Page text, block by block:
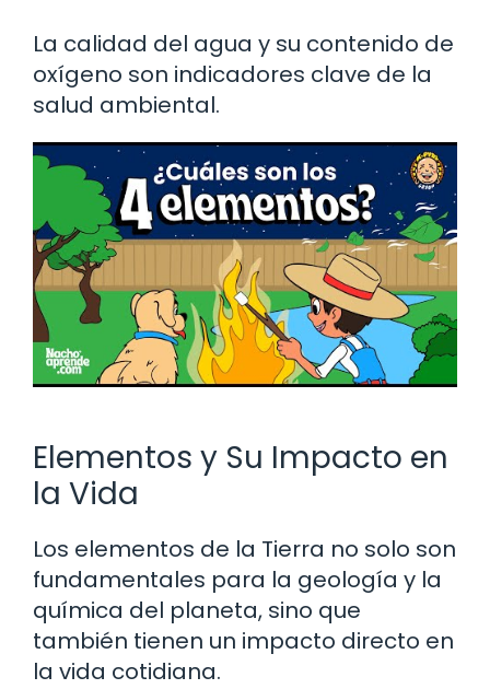
La calidad del agua y su contenido de
oxígeno son indicadores clave de la
salud ambiental.
Elementos y Su Impacto en
la Vida
Los elementos de la Tierra no solo son
fundamentales para la geología y la
química del planeta, sino que
también tienen un impacto directo en
la vida cotidiana.